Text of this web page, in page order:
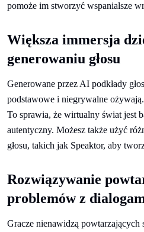
pomoże im stworzyć wspanialsze
Większa immersja
generowaniu głosu
Generowane przez AI podkłady
podstawowe i niegrywalne
To sprawia, że wirtualny świat jest
autentyczny. Możesz także użyć
głosu, takich jak Speaktor, aby
Rozwiązywanie
problemów z
Gracze nienawidzą